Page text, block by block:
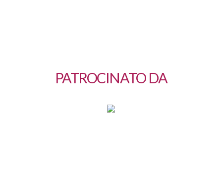
PATROCINATO DA